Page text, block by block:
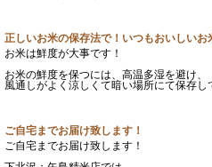
正しいお米の保存法で！いつもおいしいお
お米は鮮度が大事です！
お米の鮮度を保つには、高温多湿を避け、
風通しがよく涼しくて暗い場所にて保存し
ご自宅までお届け致します！
ご自宅までお届け致します！